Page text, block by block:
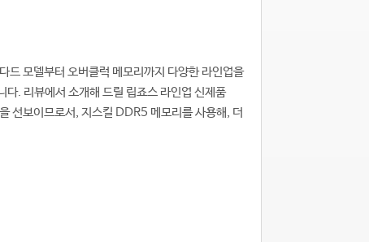
드 모델부터 오버클럭 메모리까지 다양한 라인업을
. 리뷰에서 소개해 드릴 립죠스 라인업 신제품
선보이므로서, 지스킬 DDR5 메모리를 사용해, 더